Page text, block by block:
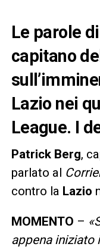
Le parole
capitano
Lazio nei
League. I
Patrick Berg,
parlato al
contro la Lazio
MOMENTO –
appena iniziato